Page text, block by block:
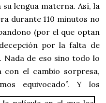
lengua materna. Así, la
durante 110 minutos no
(por el que optan
por la falta de
Nada de eso sino todo lo
con el cambio sorpresa,
equivocado”. Y los